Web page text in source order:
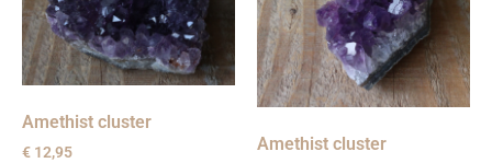
Amethist cluster
€ 12,95 Amethist cluster